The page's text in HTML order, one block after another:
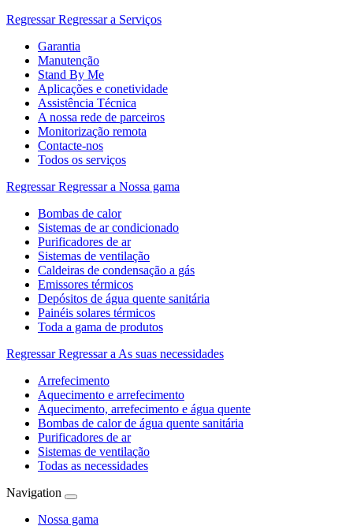
Regressar Regressar a Serviços
Garantia
Manutenção
Stand By Me
Aplicações e conetividade
Assistência Técnica
A nossa rede de parceiros
Monitorização remota
Contacte-nos
Todos os serviços
Regressar Regressar a Nossa gama
Bombas de calor
Sistemas de ar condicionado
Purificadores de ar
Sistemas de ventilação
Caldeiras de condensação a gás
Emissores térmicos
Depósitos de água quente sanitária
Painéis solares térmicos
Toda a gama de produtos
Regressar Regressar a As suas necessidades
Arrefecimento
Aquecimento e arrefecimento
Aquecimento, arrefecimento e água quente
Bombas de calor de água quente sanitária
Purificadores de ar
Sistemas de ventilação
Todas as necessidades
Navigation
Nossa gama